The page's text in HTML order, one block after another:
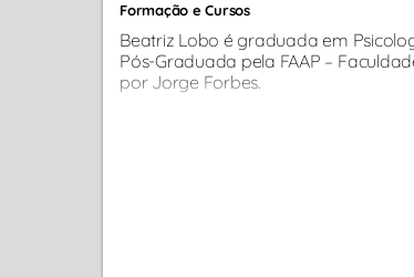
Formação e Cursos
Beatriz Lobo é graduada em
Pós-Graduada pela FAAP –
por Jorge Forbes.